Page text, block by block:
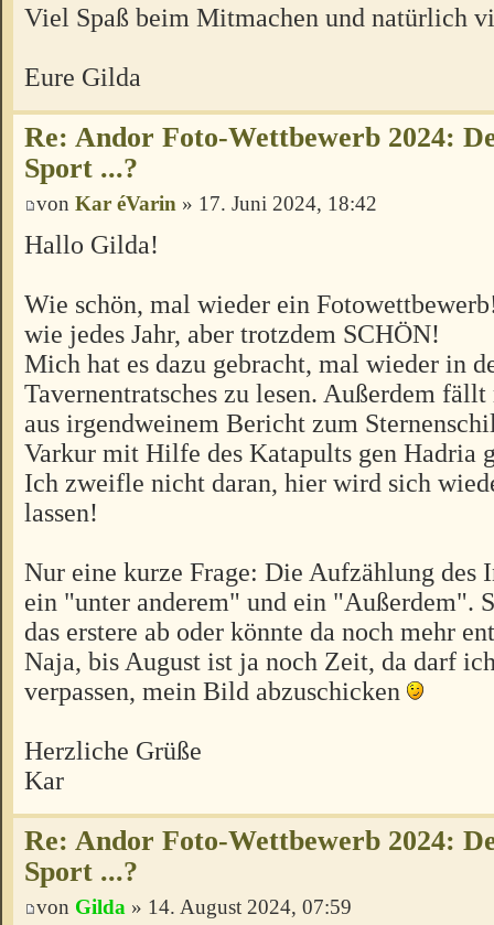
Viel Spaß beim Mitmachen und natürlich
Eure Gilda
Re: Andor Foto-Wettbewerb 2024:
Sport ...?
von Kar éVarin » 17. Juni 2024, 18:42
Hallo Gilda!
Wie schön, mal wieder ein
wie jedes Jahr, aber trotzdem SCHÖN!
Mich hat es dazu gebracht, mal wieder in
Tavernentratsches zu lesen. Außerdem
aus irgendweinem Bericht zum
Varkur mit Hilfe des Katapults gen Hadria
Ich zweifle nicht daran, hier wird sich
lassen!
Nur eine kurze Frage: Die Aufzählung des
ein "unter anderem" und ein "Außerdem".
das erstere ab oder könnte da noch mehr
Naja, bis August ist ja noch Zeit, da darf
verpassen, mein Bild abzuschicken
Herzliche Grüße
Kar
Re: Andor Foto-Wettbewerb 2024:
Sport ...?
von Gilda » 14. August 2024, 07:59